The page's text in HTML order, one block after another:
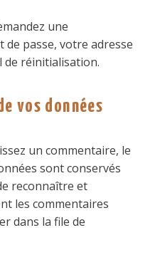
une
passe, votre adresse
de réinitialisation.
vos données
un commentaire, le
sont conservés
reconnaître et
les commentaires
dans la file de